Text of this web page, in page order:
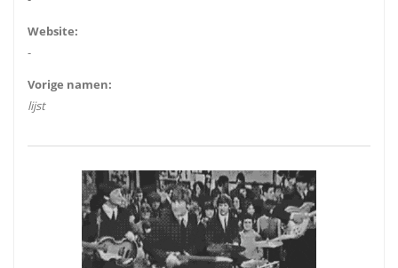
Website:
-
Vorige namen:
lijst